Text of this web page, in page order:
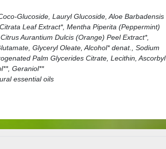
Glucoside, Lauryl Glucoside, Aloe Barbadensis
Leaf Extract*, Mentha Piperita (Peppermint)
Aurantium Dulcis (Orange) Peel Extract*,
Glyceryl Oleate, Alcohol* denat., Sodium
Palm Glycerides Citrate, Lecithin, Ascorbyl
Geraniol**
essential oils